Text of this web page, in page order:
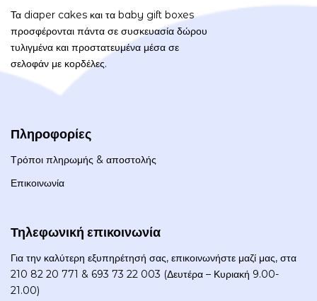
Τα diaper cakes και τα baby gift boxes
προσφέρονται πάντα σε συσκευασία δώρου
τυλιγμένα και προστατευμένα μέσα σε
σελοφάν με κορδέλες.
Πληροφορίες
Τρόποι πληρωμής & αποστολής
Επικοινωνία
Τηλεφωνική επικοινωνία
Για την καλύτερη εξυπηρέτησή σας, επικοινωνήστε μαζί μας, στα
210 82 20 771 & 693 73 22 003 (Δευτέρα – Κυριακή 9.00-
21.00)